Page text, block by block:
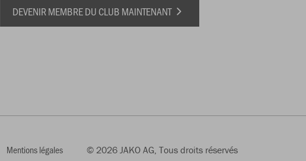
DEVENIR MEMBRE DU CLUB MAINTENANT
Mentions légales © 2026 JAKO AG, Tous droits réservés